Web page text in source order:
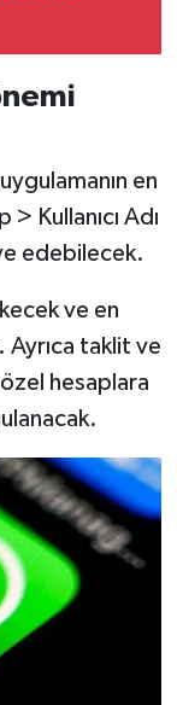
en
Kullanıcı Adı
edebilecek.
ve en
taklit ve
özel hesaplara